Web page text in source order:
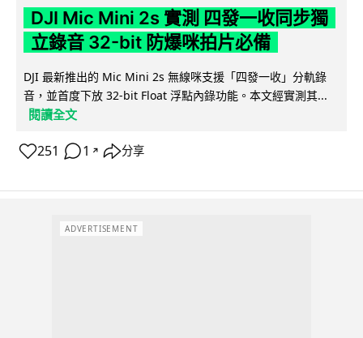
DJI Mic Mini 2s 實測 四發一收同步獨
立錄音 32-bit 防爆咪拍片必備
DJI 最新推出的 Mic Mini 2s 無線咪支援「四發一收」分軌錄
音，並首度下放 32-bit Float 浮點內錄功能。本文經實測其...
閱讀全文
251 1 ↗ 分享
ADVERTISEMENT